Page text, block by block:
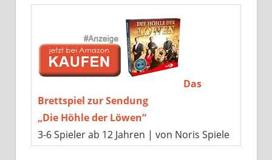
Das
Brettspiel zur Sendung
„Die Höhle der Löwen“
3-6 Spieler ab 12 Jahren | von Noris Spiele